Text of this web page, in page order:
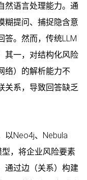
然语言处理能力。通
糊提问、捕捉隐含意
答。然而，传统LLM
其一，对结构化风险
络）的解析能力不
关系，导致回答缺乏
以Neo4j、Nebula
，将企业风险要素
通过边（关系）构建